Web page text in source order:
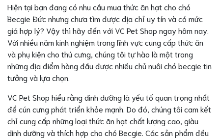
Hiện tại bạn đang có nhu cầu mua thức ăn hạt cho chó
Becgie Đức nhưng chưa tìm được địa chỉ uy tín và có mức
giá hợp lý? Vậy thì hãy đến với VC Pet Shop ngay hôm nay.
Với nhiều năm kinh nghiệm trong lĩnh vực cung cấp thức ăn
và phụ kiện cho thú cưng, chúng tôi tự hào là một trong
những địa điểm hàng đầu được nhiều chủ nuôi chó becgie tin
tưởng và lựa chọn.
VC Pet Shop hiểu rằng dinh dưỡng là yếu tố quan trọng nhất
để cún cưng phát triển khỏe mạnh. Do đó, chúng tôi cam kết
chỉ cung cấp những loại thức ăn hạt chất lượng cao, giàu
dinh dưỡng và thích hợp cho chó Becgie. Các sản phẩm đều